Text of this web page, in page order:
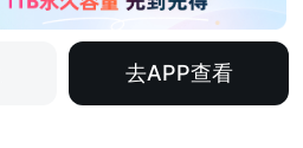
去APP查看